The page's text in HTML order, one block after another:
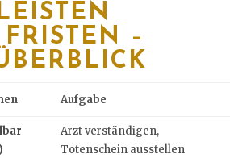
–
Aufgabe
Arzt verständigen,
Totenschein ausstellen